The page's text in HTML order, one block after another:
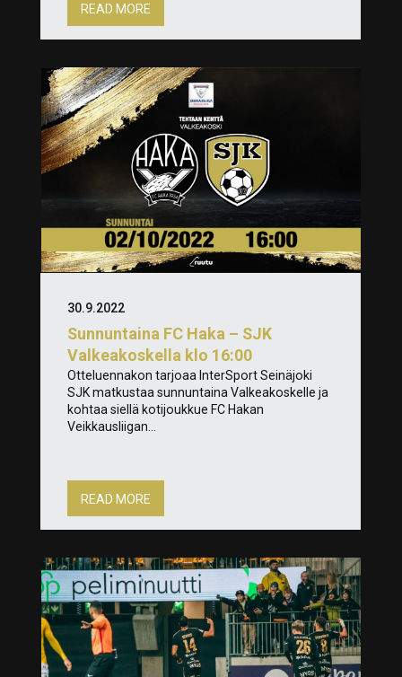
READ MORE
Sunnuntaina FC Haka – SJK
Valkeakoskella klo 16:00
30.9.2022
Otteluennakon tarjoaa InterSport Seinäjoki
SJK matkustaa sunnuntaina Valkeakoskelle ja
kohtaa siellä kotijoukkue FC Hakan
Veikkausliigan...
READ MORE